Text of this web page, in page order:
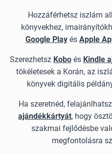
Hozzáférhetsz iszlám
könyvekhez,
Google Play és Apple
Szerezhetsz Kobo és Kindle
tökéletesek a Korán, az
könyvek digitális
Ha szeretnéd,
ajándékkártyát, hogy
szakmai fejlődésbe
megfontolásra